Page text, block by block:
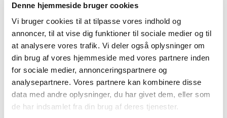
Denne hjemmeside bruger cookies
Vi bruger cookies til at tilpasse vores indhold og
annoncer, til at vise dig funktioner til sociale medier og til
at analysere vores trafik. Vi deler også oplysninger om
din brug af vores hjemmeside med vores partnere inden
for sociale medier, annonceringspartnere og
analysepartnere. Vores partnere kan kombinere disse
data med andre oplysninger, du har givet dem, eller som
de har indsamlet fra din brug af deres tjenester.
2020 (7)
2019 (39)
2018 (40)
2017 (31)
2016 (42)
2015 (30)
2014 (44)
2013 (44)